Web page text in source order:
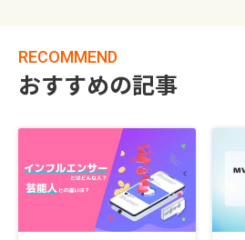
RECOMMEND
おすすめの記事